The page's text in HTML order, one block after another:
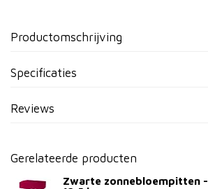
Productomschrijving
Specificaties
Reviews
Gerelateerde producten
Zwarte zonnebloempitten -